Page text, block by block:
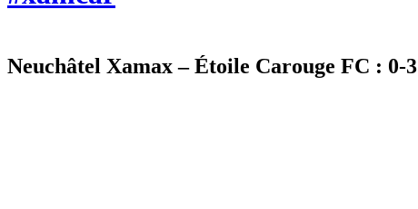
Neuchâtel Xamax – Étoile Carouge FC : 0-3